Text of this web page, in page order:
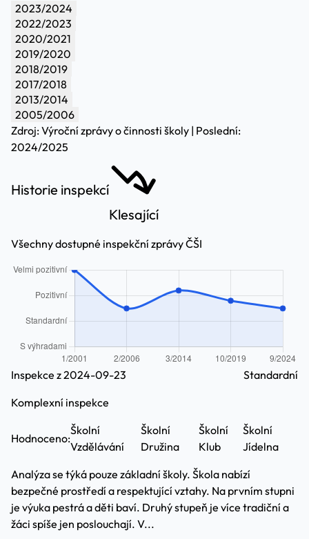
2023/2024
2022/2023
2020/2021
2019/2020
2018/2019
2017/2018
2013/2014
2005/2006
Zdroj: Výroční zprávy o činnosti školy | Poslední:
2024/2025
Historie inspekcí
Klesající
Všechny dostupné inspekční zprávy ČŠI
Inspekce z 2024-09-23
Komplexní inspekce
Standardní
Hodnoceno:
Školní
Vzdělávání
Školní
Družina
Školní
Klub
Školní
Jídelna
Analýza se týká pouze základní školy. Škola nabízí
bezpečné prostředí a respektující vztahy. Na prvním stupni
je výuka pestrá a děti baví. Druhý stupeň je více tradiční a
žáci spíše jen poslouchají. V...